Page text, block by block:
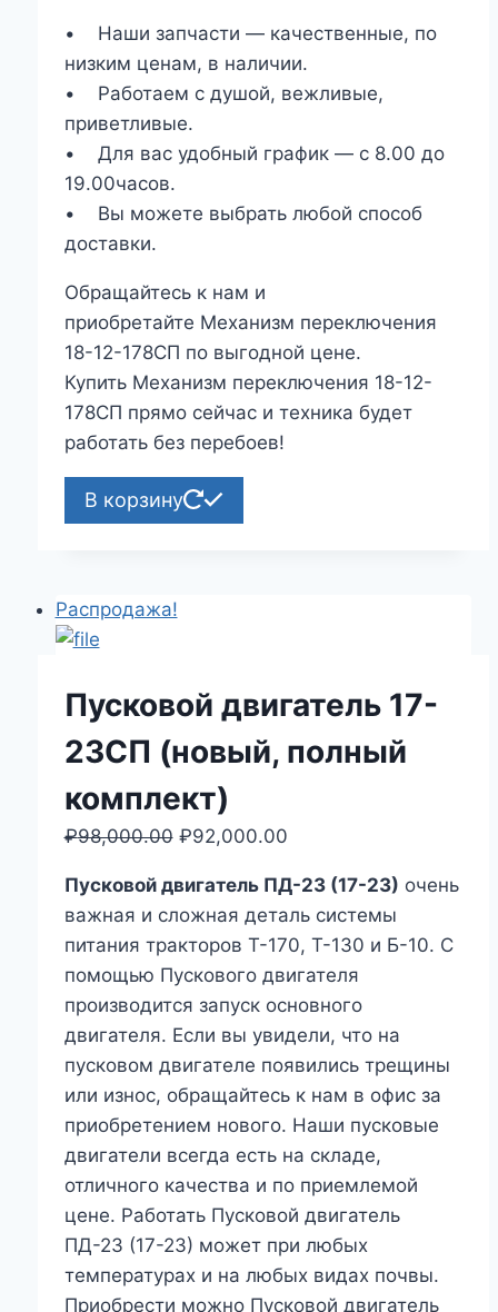
• Наши запчасти — качественные, по
низким ценам, в наличии.
• Работаем с душой, вежливые,
приветливые.
• Для вас удобный график — с 8.00 до
19.00часов.
• Вы можете выбрать любой способ
доставки.
Обращайтесь к нам и
приобретайте Механизм переключения
18-12-178СП по выгодной цене.
Купить Механизм переключения 18-12-
178СП прямо сейчас и техника будет
работать без перебоев!
В корзину
Распродажа!
Пусковой двигатель 17-
23СП (новый, полный
комплект)
₽98,000.00 Первоначальная
составляла
₽98,000.00.
₽92,000.00
₽92,000.00.
Пусковой двигатель ПД-23 (17-23) очень
важная и сложная деталь системы
питания тракторов Т-170, Т-130 и Б-10. С
помощью Пускового двигателя
производится запуск основного
двигателя. Если вы увидели, что на
пусковом двигателе появились трещины
или износ, обращайтесь к нам в офис за
приобретением нового. Наши пусковые
двигатели всегда есть на складе,
отличного качества и по приемлемой
цене. Работать Пусковой двигатель
ПД-23 (17-23) может при любых
температурах и на любых видах почвы.
Приобрести можно Пусковой двигатель